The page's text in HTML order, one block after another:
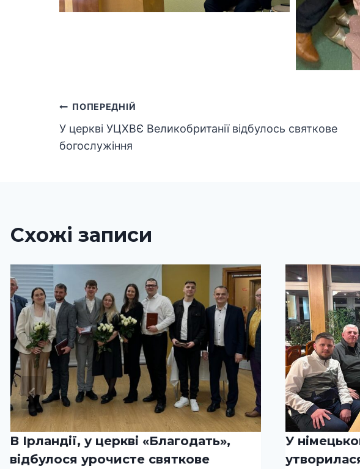
Навігація
записів
ПОПЕРЕДНІЙ
У церкві УЦХВЄ Великобританії відбулось святкове
богослужіння
Схожі записи
В Ірландії, у церкві «Благодать»,
відбулося урочисте святкове
У